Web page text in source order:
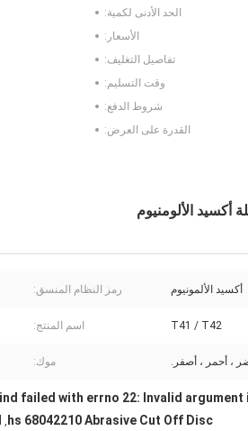
الحد الأدنى لكمية:
الأسعار:
تفاصيل التغليف:
وقت التسليم:
شروط الدفع:
القدرة على العرض:
أكسيد الألمونيوم رمز النظام المنسق:
T41 / T42 اسم المنتج:
، أحمر ، أصفر. موك:
failed with errno 22: Invalid argument
hs 68042210 Abrasive Cut Off Disc
,